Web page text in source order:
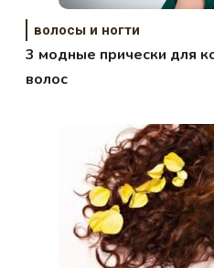
волосы и ногти
3 модные прически для
волос